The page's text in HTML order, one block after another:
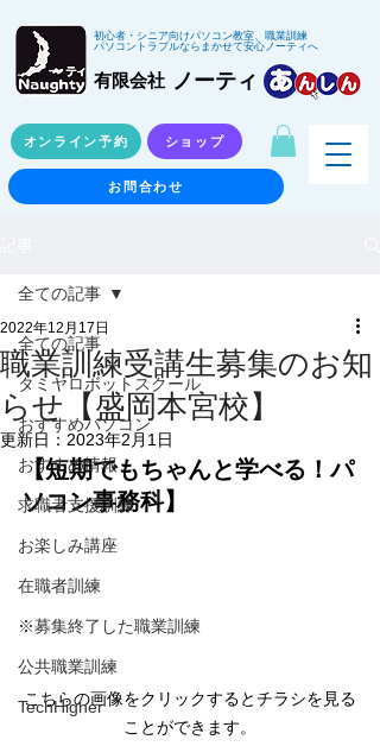
初心者・シニア向けパソコン教室、職業訓練
パソコントラブルならまかせて安心ノーティへ
有限会社 ノーティ
オンライン予約 ショップ
お問合わせ
全ての記事
タミヤロボットスクール
おすすめパソコン
おすすめ情報
求職者支援訓練
お楽しみ講座
在職者訓練
※募集終了した職業訓練
公共職業訓練
TechHigher
全ての記事
職業訓練受講生募集のお知
らせ【盛岡本宮校】
2022年12月17日
更新日： 2023年2月1日
【短期でもちゃんと学べる！パ
ソコン事務科】
こちらの画像をクリックするとチラシを見る
ことができます。